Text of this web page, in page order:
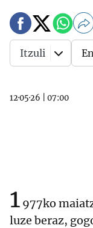
12·05·26 07:00
Itzuli
1 977ko
luze beraz,